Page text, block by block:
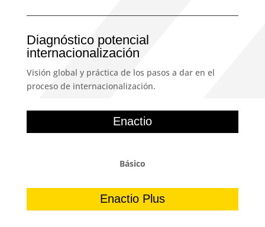
Diagnóstico potencial
internacionalización
Visión global y práctica de los pasos a dar en el
proceso de internacionalización.
Enactio
Básico
Enactio Plus